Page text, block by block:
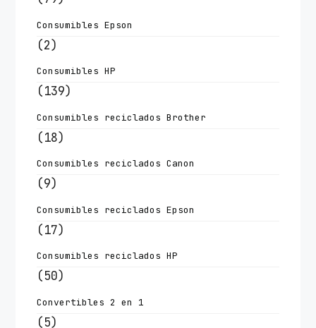
Consumibles Epson
(2)
Consumibles HP
(139)
Consumibles reciclados Brother
(18)
Consumibles reciclados Canon
(9)
Consumibles reciclados Epson
(17)
Consumibles reciclados HP
(50)
Convertibles 2 en 1
(5)